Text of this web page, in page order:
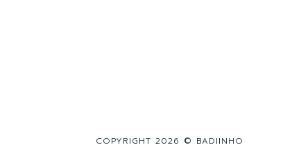
COPYRIGHT 2026 © BADIINHO